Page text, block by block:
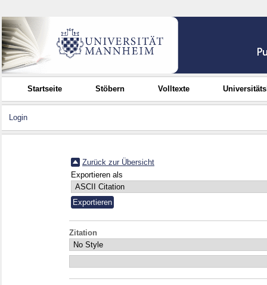
Startseite Stöbern Volltexte
Login
Zurück zur Übersicht
Exportieren als
Zitation